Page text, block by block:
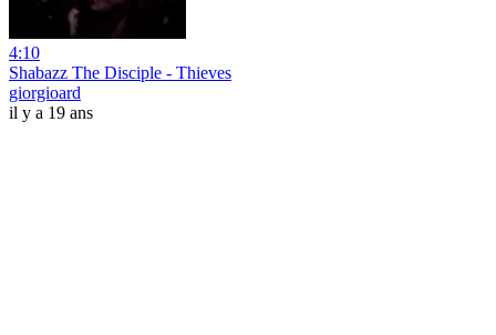
4:10
Shabazz The Disciple - Thieves
giorgioard
il y a 19 ans